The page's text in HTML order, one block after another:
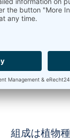
組成は植物